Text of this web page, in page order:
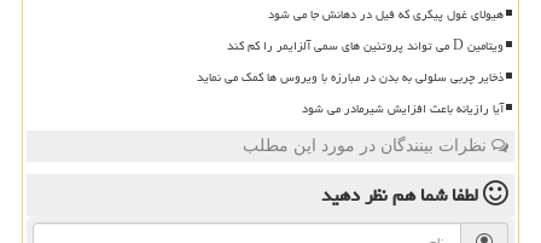
هیولای غول پیکری که فیل در دهانش جا می شود
ویتامین D می تواند پروتئین های سمی آلزایمر را کم کند
ذخایر چربی سلولی به بدن در مبارزه با ویروس ها کمک می نماید
آیا رازیانه باعث افزایش شیرمادر می شود
نظرات بینندگان در مورد این مطلب
لطفا شما همنظر دهید